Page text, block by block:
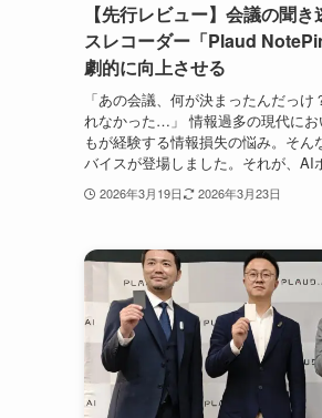
【先行レビュー】会議の聞
スレコーダー「Plaud
劇的に向上させる
「あの会議、何が決まったんだっ
れなかった…」 情報過多の現代に
もが経験する情報損失の悩み。そ
バイスが登場しました。それが、AI
2026年3月19日 2026年3月23日